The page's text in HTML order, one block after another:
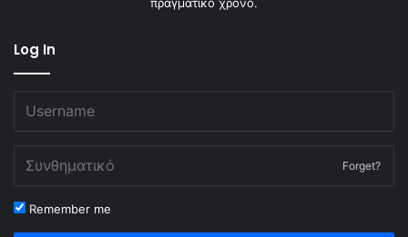
πραγματικό χρόνο.
Log In
Forget?
Remember me